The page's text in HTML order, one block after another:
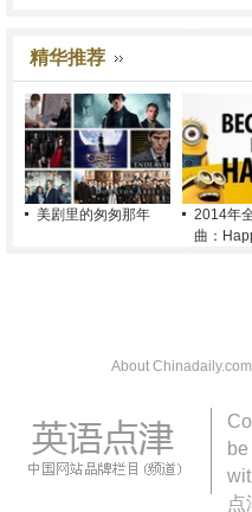
精华推荐
美剧里的匆匆那年
2014年
曲：
About
点